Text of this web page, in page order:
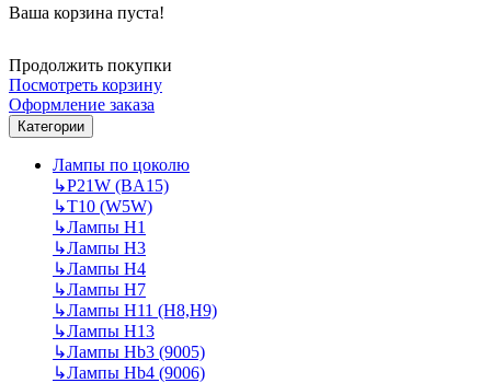
Ваша корзина пуста!
Продолжить покупки
Посмотреть корзину
Оформление заказа
Категории
Лампы по цоколю
↳P21W (BA15)
↳T10 (W5W)
↳Лампы H1
↳Лампы H3
↳Лампы H4
↳Лампы H7
↳Лампы H11 (H8,H9)
↳Лампы H13
↳Лампы Hb3 (9005)
↳Лампы Hb4 (9006)